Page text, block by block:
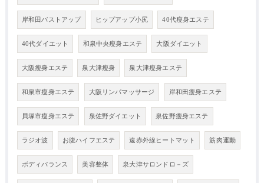
岸和田バストアップ ヒップアップ小尻 40代瘦身エステ
40代ダイエット 和泉中央瘦身エステ 大阪ダイエット
大阪瘦身エステ 泉大津瘦身 泉大津瘦身エステ
和泉市瘦身エステ 大阪リンパマッサージ 岸和田瘦身エステ
貝塚市瘦身エステ 泉佐野ダイエット 泉佐野瘦身エステ
ラジオ波 お腹ハイフエステ 遠赤外線ヒートマット 筋肉運動
ボディバランス 美容整体 泉大津サロンドロ－ズ